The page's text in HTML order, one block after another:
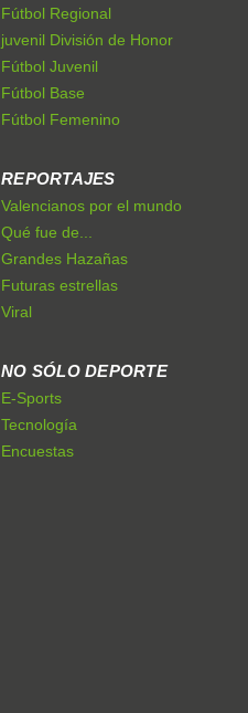
Fútbol Regional
juvenil División de Honor
Fútbol Juvenil
Fútbol Base
Fútbol Femenino
REPORTAJES
Valencianos por el mundo
Qué fue de...
Grandes Hazañas
Futuras estrellas
Viral
NO SÓLO DEPORTE
E-Sports
Tecnología
Encuestas